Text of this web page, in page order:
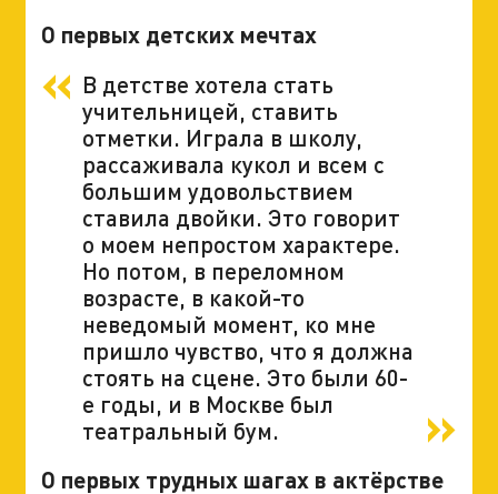
О первых детских мечтах
В детстве хотела стать
учительницей, ставить
отметки. Играла в школу,
рассаживала кукол и всем с
большим удовольствием
ставила двойки. Это говорит
о моем непростом характере.
Но потом, в переломном
возрасте, в какой-то
неведомый момент, ко мне
пришло чувство, что я должна
стоять на сцене. Это были 60-
е годы, и в Москве был
театральный бум.
О первых трудных шагах в актёрстве